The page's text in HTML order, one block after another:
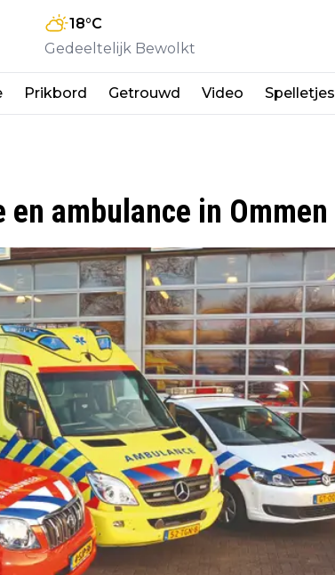
18°C
Gedeeltelijk Bewolkt
Prikbord Getrouwd Video Spelletjes
ambulance in Ommen